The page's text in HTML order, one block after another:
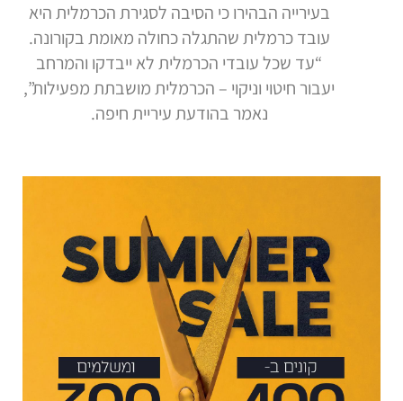
בעירייה הבהירו כי הסיבה לסגירת הכרמלית היא
עובד כרמלית שהתגלה כחולה מאומת בקורונה.
“עד שכל עובדי הכרמלית לא ייבדקו והמרחב
יעבור חיטוי וניקוי – הכרמלית מושבתת מפעילות”,
נאמר בהודעת עיריית חיפה.